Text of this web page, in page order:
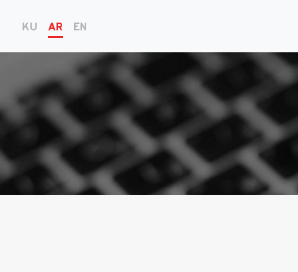
EN
AR
KU